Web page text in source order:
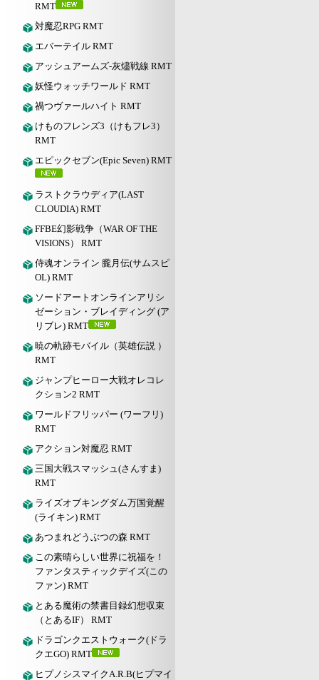
RMT
対魔忍RPG RMT
エバーテイル RMT
アッシュアームズ‐灰燼戦線 RMT
妖怪ウォッチワールド RMT
禍つヴァールハイト RMT
けものフレンズ3（けもフレ3）
RMT
エピックセブン(Epic Seven) RMT
ラストクラウディア(LAST
CLOUDIA) RMT
FFBE幻影戦争（WAR OF THE
VISIONS） RMT
侍魂オンライン 朧月伝(サムスピ
OL) RMT
ソードアートオンラインアリシ
ゼーション・ブレイディング (ア
リブレ) RMT
暁の軌跡モバイル（英雄伝説 ）
RMT
ジャンプヒーロー大戦オレコレ
クション2 RMT
ワールドフリッパー (ワーフリ)
RMT
アクション対魔忍 RMT
三国大戦スマッシュ(さんすま)
RMT
ライズオブキングダム万国覚醒
(ライキン) RMT
あつまれどうぶつの森 RMT
この素晴らしい世界に祝福を！
ファンタスティックデイズ(この
ファン) RMT
とある魔術の禁書目録幻想収束
（とあるIF） RMT
ドラゴンクエストウォーク(ドラ
クエGO) RMT
ヒプノシスマイクA.R.B(ヒプマイ